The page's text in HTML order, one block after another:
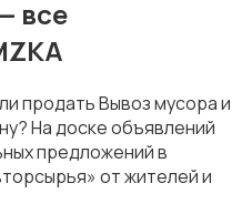
все
продать Вывоз мусора и
На доске объявлений
предложений в
от жителей и